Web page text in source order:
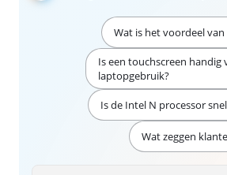
Wat is het voordeel
Is een touchscreen handig
laptopgebruik?
Is de Intel N processor
Wat zeggen